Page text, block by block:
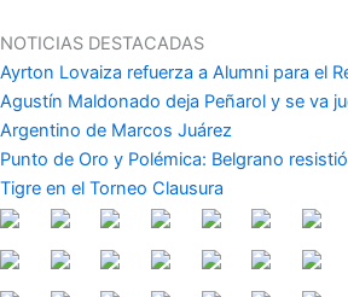
al
contenido
NOTICIAS DESTACADAS
Ayrton Lovaiza refuerza a Alumni para el
Agustín Maldonado deja Peñarol y se va
Argentino de Marcos Juárez
Punto de Oro y Polémica: Belgrano
Tigre en el Torneo Clausura